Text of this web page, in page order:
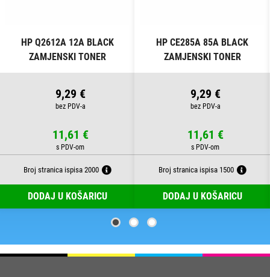
HP Q2612A 12A BLACK
ZAMJENSKI TONER
9,29 €
11,61 €
Broj stranica ispisa 2000
DODAJ U KOŠARICU
HP CE285A 85A BLACK
ZAMJENSKI TONER
9,29 €
11,61 €
Broj stranica ispisa 1500
DODAJ U KOŠARICU